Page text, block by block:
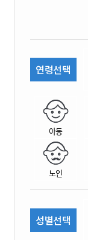
연령선택
아동
노인
성별선택